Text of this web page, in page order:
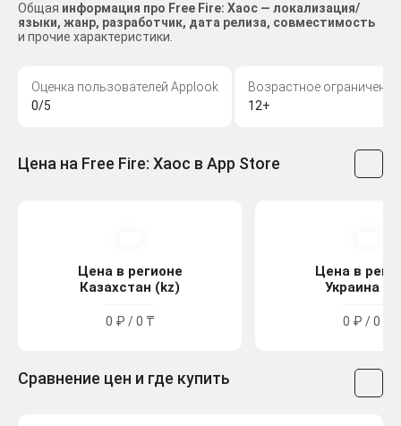
Общая информация про Free Fire: Хаос — локализация/
языки, жанр, разработчик, дата релиза, совместимость
и прочие характеристики.
Оценка пользователей Applook
0/5
Возрастное ограничение
12+
Цена на Free Fire: Хаос в App Store
Цена в регионе
Казахстан (kz)
0 ₽ / 0 ₸
Цена в
Украина
0 ₽ / 0 ₴
Сравнение цен и где купить